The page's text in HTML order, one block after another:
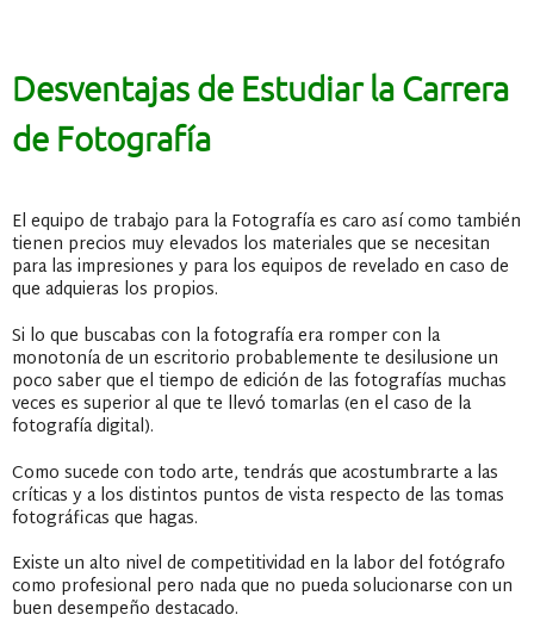
Desventajas de Estudiar la Carrera
de Fotografía
El equipo de trabajo para la Fotografía es caro así como también
tienen precios muy elevados los materiales que se necesitan
para las impresiones y para los equipos de revelado en caso de
que adquieras los propios.
Si lo que buscabas con la fotografía era romper con la
monotonía de un escritorio probablemente te desilusione un
poco saber que el tiempo de edición de las fotografías muchas
veces es superior al que te llevó tomarlas (en el caso de la
fotografía digital).
Como sucede con todo arte, tendrás que acostumbrarte a las
críticas y a los distintos puntos de vista respecto de las tomas
fotográficas que hagas.
Existe un alto nivel de competitividad en la labor del fotógrafo
como profesional pero nada que no pueda solucionarse con un
buen desempeño destacado.